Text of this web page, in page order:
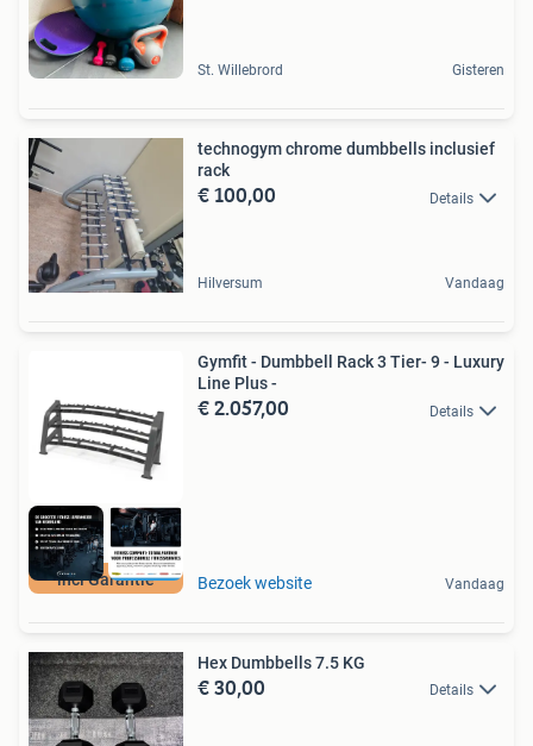
St. Willebrord Gisteren
technogym chrome dumbbells inclusief
rack
€ 100,00 Details
Hilversum Vandaag
incl Garantie
Gymfit - Dumbbell Rack 3 Tier- 9 - Luxury
Line Plus -
€ 2.057,00 Details
Bezoek website Vandaag
Hex Dumbbells 7.5 KG
€ 30,00 Details